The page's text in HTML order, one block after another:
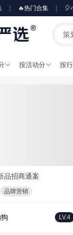
🔥热门合集 🎈
策
按活动分 按
品招商通案
品牌营销
LV.4